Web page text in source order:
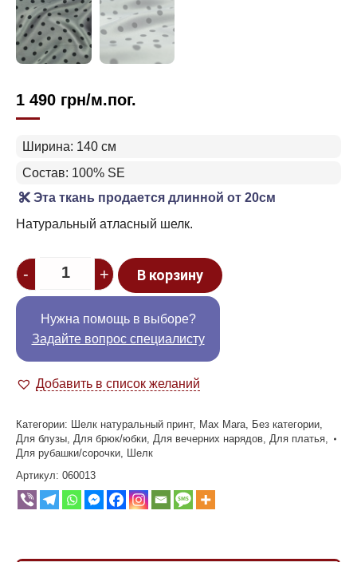
1 490 грн/м.пог.
Ширина: 140 см
Состав: 100% SE
Эта ткань продается длинной от 20см
Натуральный атласный шелк.
Quantity
- + В корзину
Нужна помощь в выборе?
Задайте вопрос специалисту
Добавить в список желаний
Категории: Шелк натуральный принт, Max Mara Без категории
Для блузы Для брюк/юбки Для вечерних нарядов Для платья
Для рубашки/сорочки Шелк
Артикул: 060013